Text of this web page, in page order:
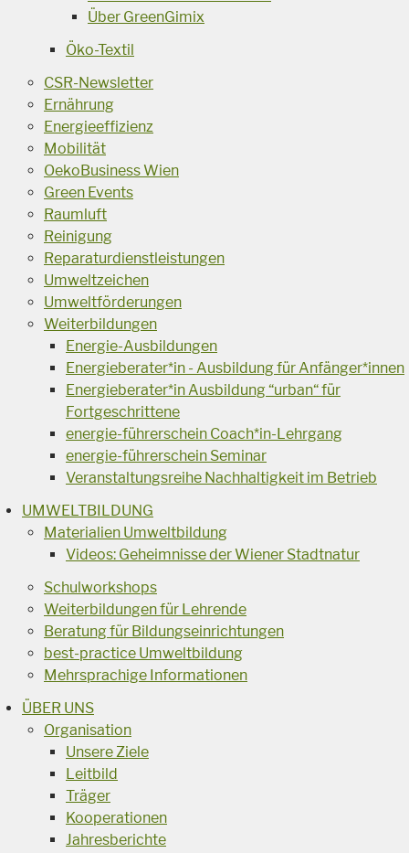
Über GreenGimix
Öko-Textil
CSR-Newsletter
Ernährung
Energieeffizienz
Mobilität
OekoBusiness Wien
Green Events
Raumluft
Reinigung
Reparaturdienstleistungen
Umweltzeichen
Umweltförderungen
Weiterbildungen
Energie-Ausbildungen
Energieberater*in - Ausbildung für Anfänger*innen
Energieberater*in Ausbildung “urban“ für
Fortgeschrittene
energie-führerschein Coach*in-Lehrgang
energie-führerschein Seminar
Veranstaltungsreihe Nachhaltigkeit im Betrieb
UMWELTBILDUNG
Materialien Umweltbildung
Videos: Geheimnisse der Wiener Stadtnatur
Schulworkshops
Weiterbildungen für Lehrende
Beratung für Bildungseinrichtungen
best-practice Umweltbildung
Mehrsprachige Informationen
ÜBER UNS
Organisation
Unsere Ziele
Leitbild
Träger
Kooperationen
Jahresberichte